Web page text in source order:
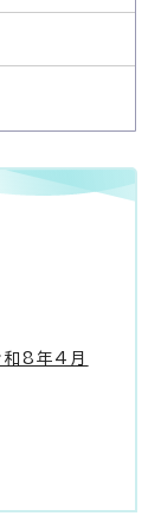
和8年4月